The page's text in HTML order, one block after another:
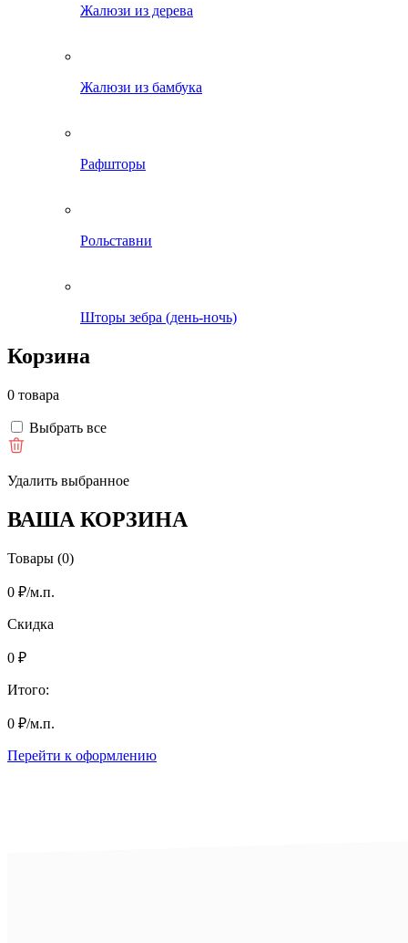
Жалюзи из дерева
Жалюзи из бамбука
Рафшторы
Рольставни
Шторы зебра (день-ночь)
Корзина
0 товара
Выбрать все
Удалить выбранное
ВАША КОРЗИНА
Товары (0)
0 ₽/м.п.
Скидка
0 ₽
Итого:
0 ₽/м.п.
Перейти к оформлению